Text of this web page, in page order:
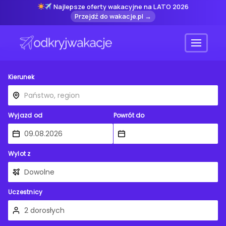
Najlepsze oferty wakacyjne na LATO 2026
Przejdź do wakacje.pl →
Menu
Kierunek
Wyjazd od Powrót do
Wylot z
Uczestnicy